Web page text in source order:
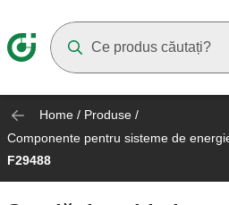
Home / Produse /
Componente pentru sisteme de
F29488